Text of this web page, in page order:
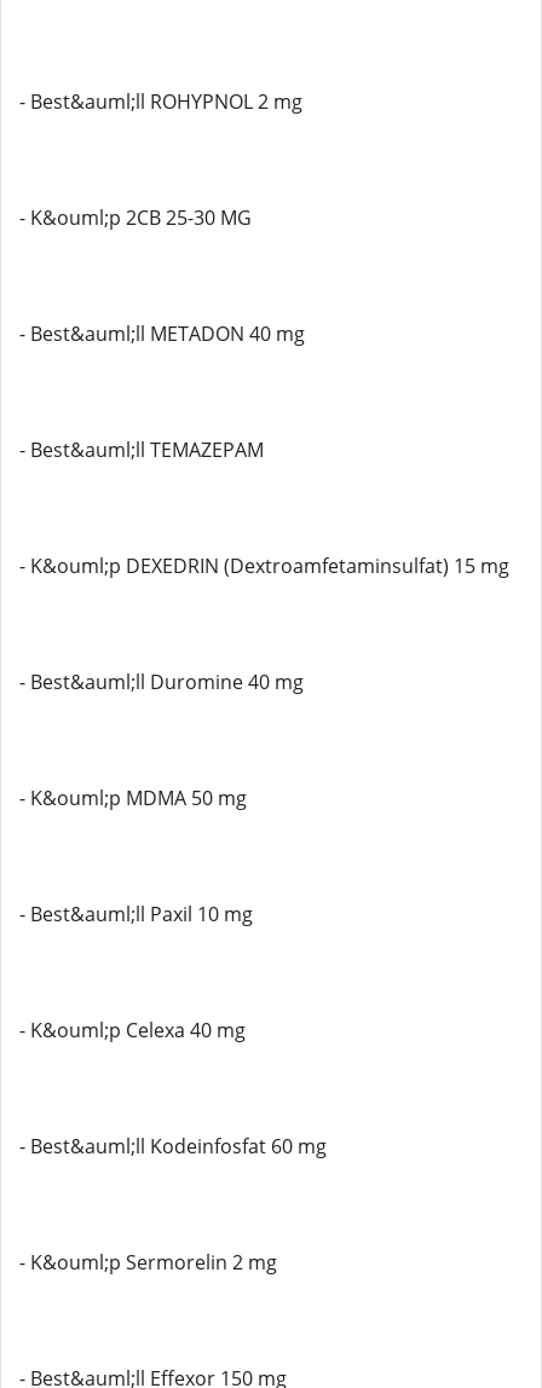
- Best&auml;ll ROHYPNOL 2 mg
- K&ouml;p 2CB 25-30 MG
- Best&auml;ll METADON 40 mg
- Best&auml;ll TEMAZEPAM
- K&ouml;p DEXEDRIN (Dextroamfetaminsulfat) 15 mg
- Best&auml;ll Duromine 40 mg
- K&ouml;p MDMA 50 mg
- Best&auml;ll Paxil 10 mg
- K&ouml;p Celexa 40 mg
- Best&auml;ll Kodeinfosfat 60 mg
- K&ouml;p Sermorelin 2 mg
- Best&auml;ll Effexor 150 mg